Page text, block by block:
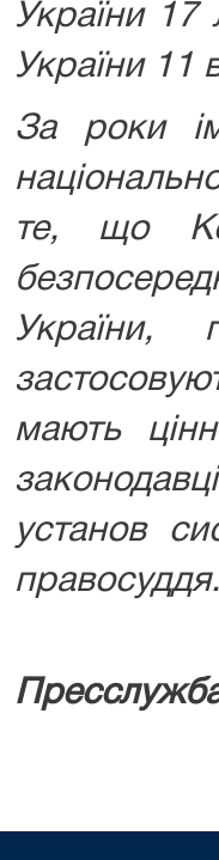
України 17
України 11
За роки
те, що
України,
мають
установ
правосуддя.